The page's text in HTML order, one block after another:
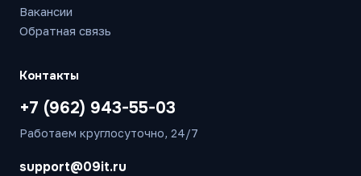
Вакансии
Обратная связь
Контакты
+7 (962) 943-55-03
Работаем круглосуточно, 24/7
support@09it.ru